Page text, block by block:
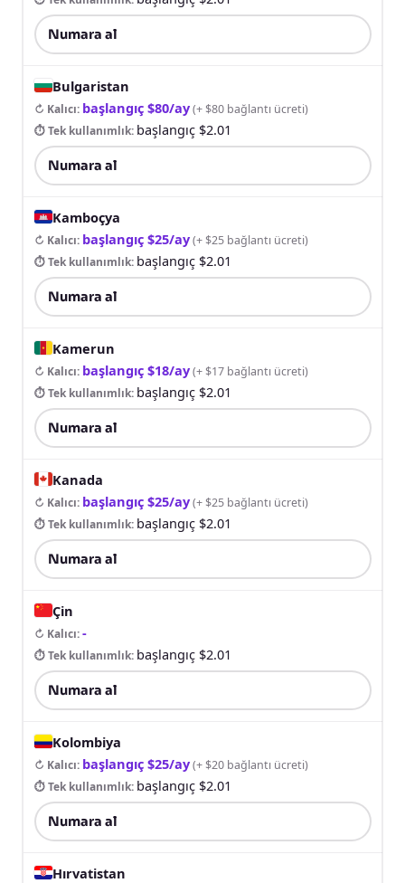
Numara al
Bulgaristan
↻ Kalıcı: başlangıç $80/ay(+ $80 bağlantı ücreti)
⏱ Tek kullanımlık: başlangıç $2.01
Numara al
Kamboçya
↻ Kalıcı: başlangıç $25/ay(+ $25 bağlantı ücreti)
⏱ Tek kullanımlık: başlangıç $2.01
Numara al
Kamerun
↻ Kalıcı: başlangıç $18/ay(+ $17 bağlantı ücreti)
⏱ Tek kullanımlık: başlangıç $2.01
Numara al
Kanada
↻ Kalıcı: başlangıç $25/ay(+ $25 bağlantı ücreti)
⏱ Tek kullanımlık: başlangıç $2.01
Numara al
Çin
↻ Kalıcı:-
⏱ Tek kullanımlık: başlangıç $2.01
Numara al
Kolombiya
↻ Kalıcı: başlangıç $25/ay(+ $20 bağlantı ücreti)
⏱ Tek kullanımlık: başlangıç $2.01
Numara al
Hırvatistan